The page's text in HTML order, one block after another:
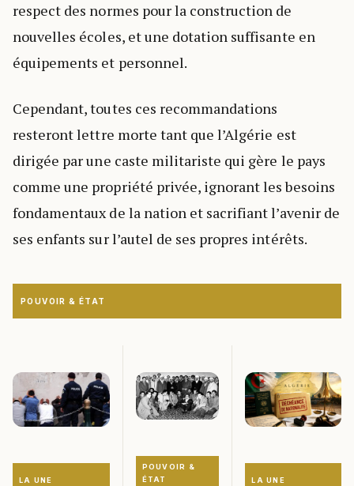
respect des normes pour la construction de
nouvelles écoles, et une dotation suffisante en
équipements et personnel.
Cependant, toutes ces recommandations
resteront lettre morte tant que l’Algérie est
dirigée par une caste militariste qui gère le pays
comme une propriété privée, ignorant les besoins
fondamentaux de la nation et sacrifiant l’avenir de
ses enfants sur l’autel de ses propres intérêts.
POUVOIR & ÉTAT
LA UNE
POUVOIR &
ÉTAT
LA UNE